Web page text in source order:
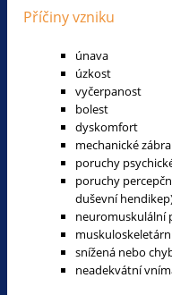
Příčiny vzniku
únava
úzkost
vyčerpanost
bolest
dyskomfort
mechanické
poruchy
poruchy
duševní
neuromuskulální
snížená nebo
neadekvátní